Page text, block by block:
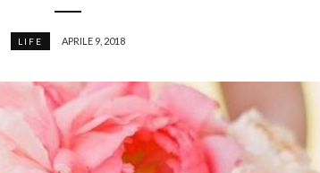
LIFE APRILE 9, 2018